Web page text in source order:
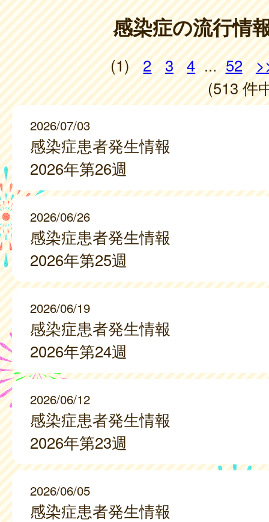
感染症の流行情
(1) 2 3 4 ... 52
(513 件
2026/07/03
感染症患者発生情報
2026年第26週
2026/06/26
感染症患者発生情報
2026年第25週
2026/06/19
感染症患者発生情報
2026年第24週
2026/06/12
感染症患者発生情報
2026年第23週
2026/06/05
感染症患者発生情報